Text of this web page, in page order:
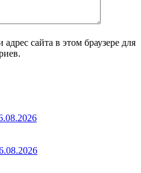
сайта в этом браузере для